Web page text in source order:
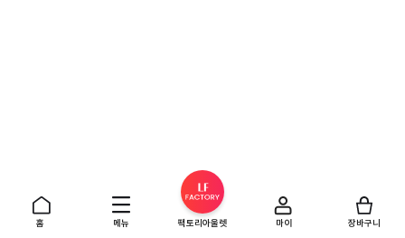
홈 메뉴 팩토리아울렛 마이 장바구니